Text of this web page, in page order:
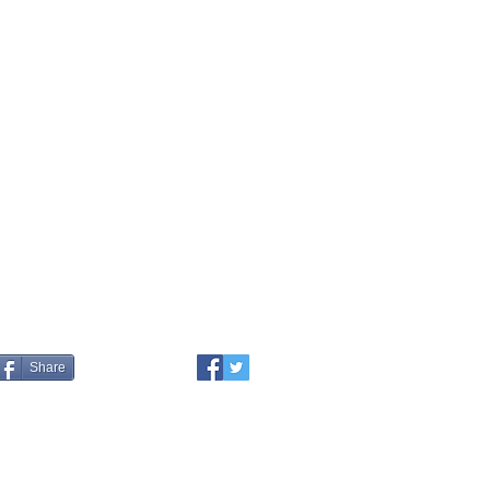
Share